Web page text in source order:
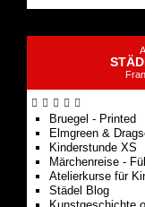
Bruegel - Printed
Elmgreen &
Kinderstunde XS
Märchenreise -
Atelierkurse für
Städel Blog